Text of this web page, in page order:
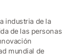
industria de la
de las personas
mundial de